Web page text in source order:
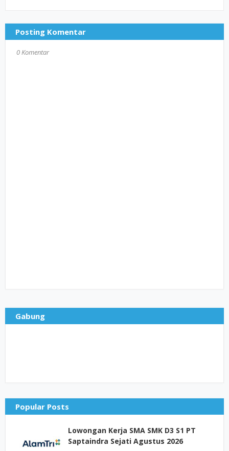
Posting Komentar
0 Komentar
Gabung
Popular Posts
Lowongan Kerja SMA SMK D3 S1 PT
Saptaindra Sejati Agustus 2026